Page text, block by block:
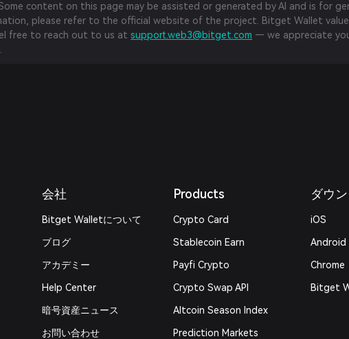
Some content on this page may be assisted or generated by AI and is for
please refer to the official website of the project. Bitget Wallet
free to reach out to us atsupport.web3@bitget.com — we appreciate
会社
Bitget Walletについて
ブログ
アカデミー
Help Center
暗号資産ニュース
お問い合わせ
Products
Crypto Card
Stablecoin Earn
Payfi Crypto
Crypto Swap API
Altcoin Season Index
Prediction Markets
ダウ
iOS
Android
Chrome
Bitget